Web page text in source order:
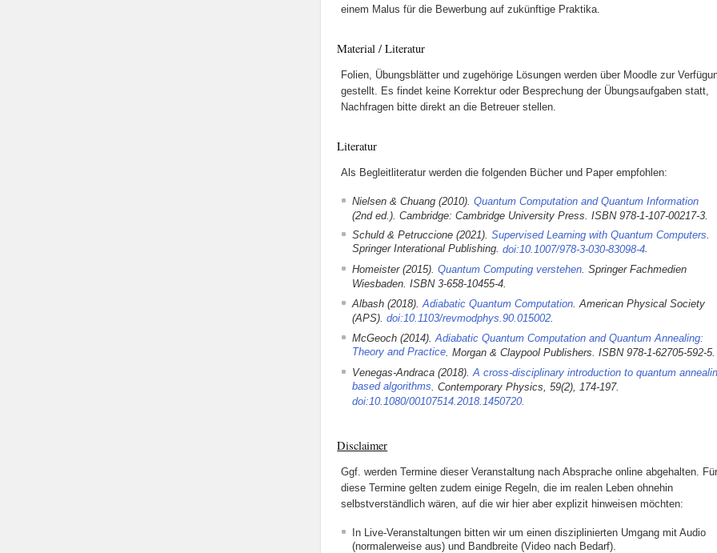
einem Malus für die Bewerbung auf zukünftige Praktika.
Material / Literatur
Folien, Übungsblätter und zugehörige Lösungen werden über Moodle zur
gestellt. Es findet keine Korrektur oder Besprechung der Übungsaufgaben statt,
Nachfragen bitte direkt an die Betreuer stellen.
Literatur
Als Begleitliteratur werden die folgenden Bücher und Paper empfohlen:
Nielsen & Chuang (2010).Quantum Computation and Quantum Information
(2nd ed.). Cambridge: Cambridge University Press. ISBN978-1-107-00217-3.
Schuld & Petruccione (2021).Supervised Learning with Quantum Computers.
Springer Interational Publishing.doi:10.1007/978-3-030-83098-4.
Homeister (2015).Quantum Computing verstehen. Springer Fachmedien
Wiesbaden. ISBN3-658-10455-4.
Albash (2018).Adiabatic Quantum Computation. American Physical Society
(APS).doi:10.1103/revmodphys.90.015002.
McGeoch (2014).Adiabatic Quantum Computation and Quantum Annealing:
Theory and Practice. Morgan & Claypool Publishers. ISBN978-1-62705-592-5.
Venegas-Andraca (2018).A cross-disciplinary introduction to quantum
based algorithms. Contemporary Physics, 59(2), 174-197.
doi:10.1080/00107514.2018.1450720.
Disclaimer
Ggf. werden Termine dieser Veranstaltung nach Absprache online abgehalten. Für
diese Termine gelten zudem einige Regeln, die im realen Leben ohnehin
selbstverständlich wären, auf die wir hier aber explizit hinweisen möchten:
In Live-Veranstaltungen bitten wir um einen disziplinierten Umgang mit Audio
(normalerweise aus) und Bandbreite (Video nach Bedarf).